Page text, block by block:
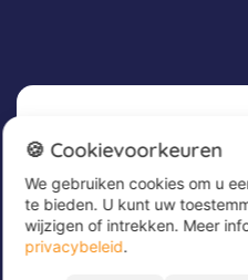
Nieuwsbrief
Meld u nu aan voor
geweldige
hoogte te blijven!
🍪 Cookievoorkeuren
We gebruiken cookies om u
te bieden. U kunt uw
wijzigen of intrekken. Meer
privacybeleid.